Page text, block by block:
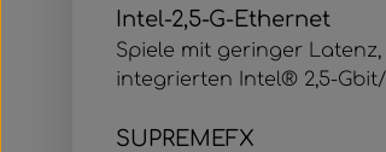
Intel-2,5-G-Ethernet
Spiele mit geringer
integrierten Intel® 2,5-
SUPREMEFX